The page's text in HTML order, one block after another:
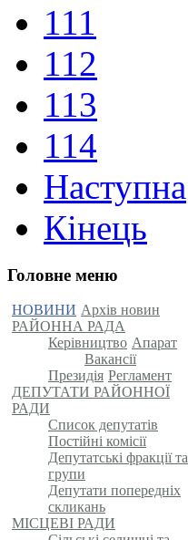
111
112
113
114
Наступна
Кінець
Головне меню
НОВИНИ Архів новин
РАЙОННА РАДА
Керівництво Апарат
Вакансії
Президія Регламент
ДЕПУТАТИ РАЙОННОЇ
РАДИ
Список депутатів
Постійні комісії
Депутатські фракції та
групи
Депутати попередніх
скликань
МІСЦЕВІ РАДИ